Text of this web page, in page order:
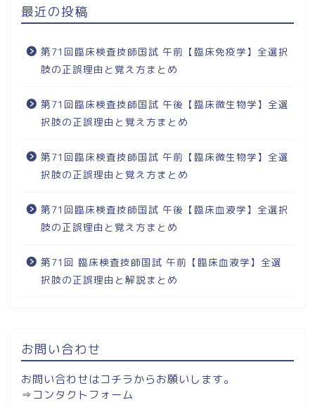
最近の投稿
第71回臨床検査技師国試 午前【臨床免疫学】全選択
肢の正誤理由と覚え方まとめ
第71回臨床検査技師国試 午後【臨床微生物学】全選
択肢の正誤理由と覚え方まとめ
第71回臨床検査技師国試 午前【臨床微生物学】全選
択肢の正誤理由と覚え方まとめ
第71回臨床検査技師国試 午後【臨床血液学】全選択
肢の正誤理由と覚え方まとめ
第71回 臨床検査技師国試 午前【臨床血液学】全選
択肢の正誤理由と解説まとめ
お問い合わせ
お問い合わせはコチラからお願いします。
⇒ コンタクトフォーム